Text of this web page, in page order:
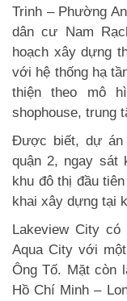
Trinh – Phường
dân cư Nam
hoạch xây dựng
với hệ thống hạ
thiện theo mô
shophouse, trung
Được biết, dự án
quận 2, ngay sát
khu đô thị đầu
khai xây dựng tại
Lakeview Citycó
Aqua City với
Ông Tố. Mặt còn
Hồ Chí Minh –